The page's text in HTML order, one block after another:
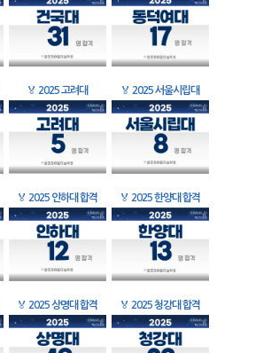
🏅 2025 고려대 🏅 2025 서울시립대
🏅 2025 인하대 합격 🏅 2025 한양대 합격
🏅 2025 상명대 합격 🏅 2025 청강대 합격